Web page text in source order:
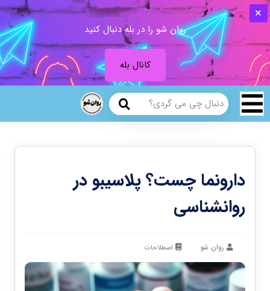
روان شو را در بله دنبال کنید
کانال بله
دارونما چست؟ پلاسیبو در
روانشناسی
روان شو اصطلاحات